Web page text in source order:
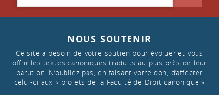
NOUS SOUTENIR
Ce site a besoin de votre soutien pour évoluer et vous
offrir les textes canoniques traduits au plus près de leur
parution. N’oubliez pas, en faisant votre don, d’affecter
celui-ci aux « projets de la Faculté de Droit canonique »